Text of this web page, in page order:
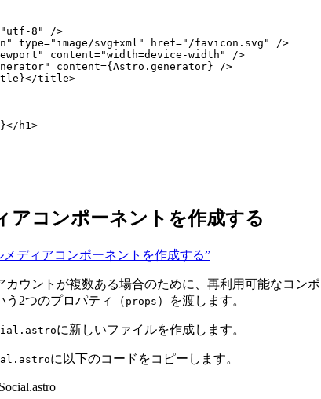
" utf-8 "
/>
" type=" image/svg+xml " href=" /favicon.svg "
/>
" content="width=device-width "
/>
" content={Astro . generator} />
}</title>
}</ h1 >
アコンポーネントを作成する
メディアコンポーネントを作成する”
カウントが複数ある場合のために、再利用可能なコン
う2つのプロパティ（ props ）を渡します。
に新しいファイルを作成します。
に以下のコードをコピーします。